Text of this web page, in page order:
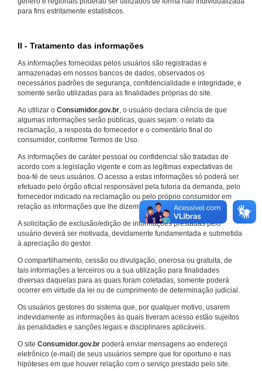
para fins estritamente estatísticos.
II - Tratamento das informações
As informações fornecidas pelos usuários são registradas e
armazenadas em nossos bancos de dados, observados os
necessários padrões de segurança, confidencialidade e integridade, e
somente serão utilizadas para as finalidades próprias do site.
Ao utilizar o Consumidor.gov.br, o usuário declara ciência de que
algumas informações serão públicas, quais sejam: o relato da
reclamação, a resposta do fornecedor e o comentário final do
consumidor, conforme Termos de Uso.
As informações de caráter pessoal ou confidencial são tratadas de
acordo com a legislação vigente e com as legítimas expectativas de
boa-fé de seus usuários. O acesso a estas informações só poderá ser
efetuado pelo órgão oficial responsável pela tutoria da demanda, pelo
fornecedor indicado na reclamação ou pelo próprio consumidor em
relação as informações que lhe dizem respeito.
A solicitação de exclusão/edição de informações prestadas pelo
usuário deverá ser motivada, devidamente fundamentada e submetida
à apreciação do gestor.
O compartilhamento, cessão ou divulgação, onerosa ou gratuita, de
tais informações a terceiros ou a sua utilização para finalidades
diversas daquelas para as quais foram coletadas, somente poderá
ocorrer em virtude da lei ou de cumprimento de determinação judicial.
Os usuários gestores do sistema que, por qualquer motivo, usarem
indevidamente as informações às quais tiveram acesso estão sujeitos
às penalidades e sanções legais e disciplinares aplicáveis.
O site Consumidor.gov.br poderá enviar mensagens ao endereço
eletrônico (e-mail) de seus usuários sempre que for oportuno e nas
hipóteses em que houver relação com o serviço prestado pelo site.